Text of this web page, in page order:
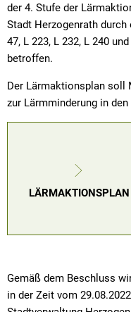
der 4. Stufe der
Stadt Herzogenrath
47, L 223, L 232, L 240
betroffen.
Der Lärmaktionsplan soll
zur Lärmminderung in
LÄRMAKTIONSPLAN
Gemäß dem Beschluss
in der Zeit vom